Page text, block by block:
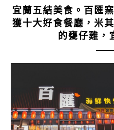
宜蘭五結美食。百匯
獲十大好食餐廳，米
的甕仔雞，